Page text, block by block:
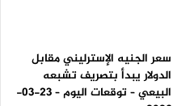
سعر الجنيه الإسترليني مقابل
الدولار يبدأ بتصريف تشبعه
البيعي – توقعات اليوم – 23-03-